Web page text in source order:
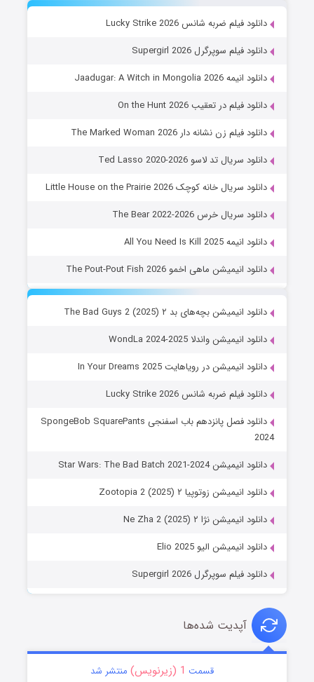
دانلود فیلم ضربه شانس Lucky Strike 2026
دانلود فیلم سوپرگرل Supergirl 2026
دانلود انیمه Jaadugar: A Witch in Mongolia 2026
دانلود فیلم در تعقیب On the Hunt 2026
دانلود فیلم زن نشانه دار The Marked Woman 2026
دانلود سریال تد لاسو Ted Lasso 2020-2026
دانلود سریال خانه کوچک Little House on the Prairie 2026
دانلود سریال خرس The Bear 2022-2026
دانلود انیمه All You Need Is Kill 2025
دانلود انیمیشن ماهی اخمو The Pout-Pout Fish 2026
دانلود انیمیشن بچه‌های بد ۲ The Bad Guys 2 (2025)
دانلود انیمیشن واندلا WondLa 2024-2025
دانلود انیمیشن در رویاهایت In Your Dreams 2025
دانلود فیلم ضربه شانس Lucky Strike 2026
دانلود فصل پانزدهم باب اسفنجی SpongeBob SquarePants
2024
دانلود انیمیشن Star Wars: The Bad Batch 2021-2024
دانلود انیمیشن زوتوپیا ۲ Zootopia 2 (2025)
دانلود انیمیشن نژا ۲ Ne Zha 2 (2025)
دانلود انیمیشن الیو Elio 2025
دانلود فیلم سوپرگرل Supergirl 2026
آپدیت شده‌ها
قسمت 1 (زیرنویس) منتشر شد